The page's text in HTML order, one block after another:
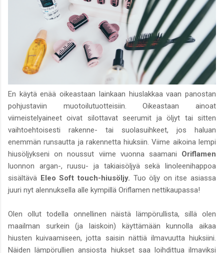
En käytä enää oikeastaan lainkaan hiuslakkaa vaan panostan
pohjustaviin muotoilutuotteisiin. Oikeastaan ainoat
viimeistelyaineet oivat silottavat seerumit ja öljyt tai sitten
vaihtoehtoisesti rakenne- tai suolasuihkeet, jos haluan
enemmän runsautta ja rakennetta hiuksiin. Viime aikoina lempi
hiusöljykseni on noussut viime vuonna saamani Oriflamen
luonnon argan-, ruusu- ja takiaisöljyä sekä linoleenihappoa
sisältävä Eleo Soft touch-hiusöljy. Tuo öljy on itse asiassa
juuri nyt alennuksella alle kympillä Oriflamen nettikaupassa!
Olen ollut todella onnellinen näistä lämpörullista, sillä olen
maailman surkein (ja laiskoin) käyttämään kunnolla aikaa
hiusten kuivaamiseen, jotta saisin nättiä ilmavuutta hiuksiini.
Näiden lämpörullien ansiosta hiukset saa loihdittua ilmaviksi